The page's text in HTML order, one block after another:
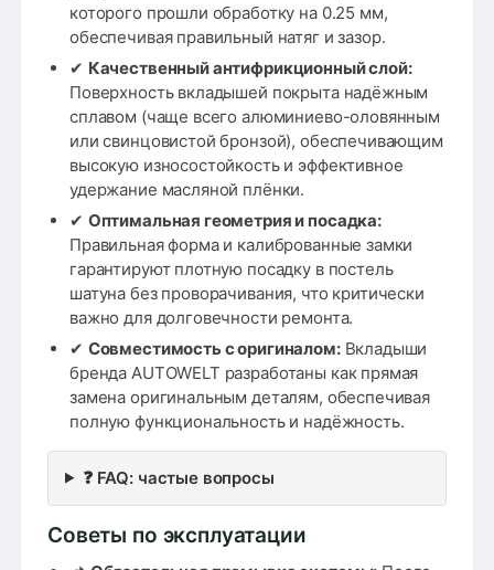
которого прошли обработку на 0.25 мм,
обеспечивая правильный натяг и зазор.
✔ Качественный антифрикционный слой:
Поверхность вкладышей покрыта надёжным
сплавом (чаще всего алюминиево-оловянным
или свинцовистой бронзой), обеспечивающим
высокую износостойкость и эффективное
удержание масляной плёнки.
✔ Оптимальная геометрия и посадка:
Правильная форма и калиброванные замки
гарантируют плотную посадку в постель
шатуна без проворачивания, что критически
важно для долговечности ремонта.
✔ Совместимость с оригиналом:Вкладыши
бренда AUTOWELT разработаны как прямая
замена оригинальным деталям, обеспечивая
полную функциональность и надёжность.
❓ FAQ: частые вопросы
Советы по эксплуатации